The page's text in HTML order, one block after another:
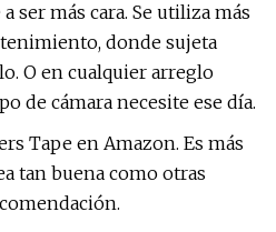
ser más cara. Se utiliza más
donde sujeta
O en cualquier arreglo
de cámara necesite ese día.
Tape en Amazon. Es más
tan buena como otras